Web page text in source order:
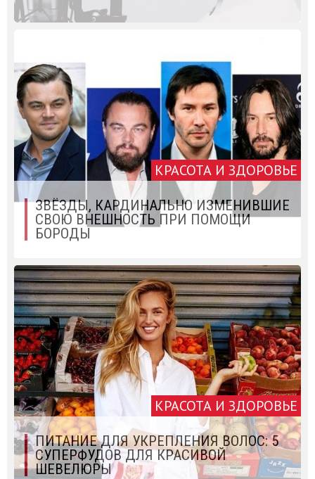
КРАСОТА И ЗДОРОВЬЕ
ЗВЁЗДЫ, КАРДИНАЛЬНО ИЗМЕНИВШИЕ
СВОЮ ВНЕШНОСТЬ ПРИ ПОМОЩИ
БОРОДЫ
КРАСОТА И ЗДОРОВЬЕ
ПИТАНИЕ ДЛЯ УКРЕПЛЕНИЯ ВОЛОС: 5
СУПЕРФУДОВ ДЛЯ КРАСИВОЙ
ШЕВЕЛЮРЫ